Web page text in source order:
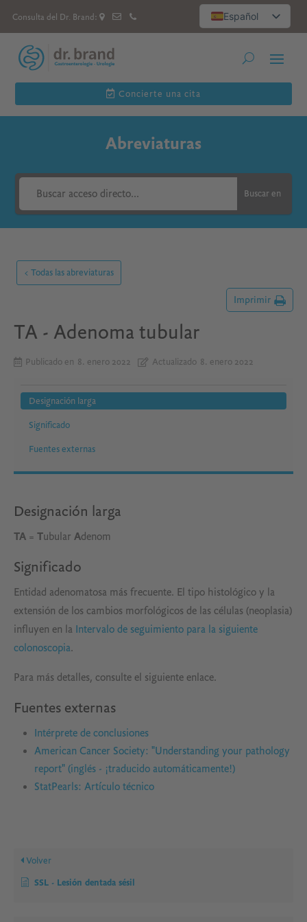
Consulta del Dr. Brand:
Español
Deutsch
العربية
Concierte una cita
Abreviaturas
Buscar en
< Todas las abreviaturas
Imprimir
TA - Adenoma tubular
Publicado en 8. enero 2022 Actualizado 8. enero 2022
Designación larga
Significado
Fuentes externas
Designación larga
TA = Tubular Adenom
Significado
Entidad adenomatosa más frecuente. El tipo histológico y la
extensión de los cambios morfológicos de las células (neoplasia)
influyen en la Intervalo de seguimiento para la siguiente
colonoscopia.
Para más detalles, consulte el siguiente enlace.
Fuentes externas
Intérprete de conclusiones
American Cancer Society: "Understanding your pathology
report" (inglés - ¡traducido automáticamente!)
StatPearls: Artículo técnico
Volver
SSL - Lesión dentada sésil